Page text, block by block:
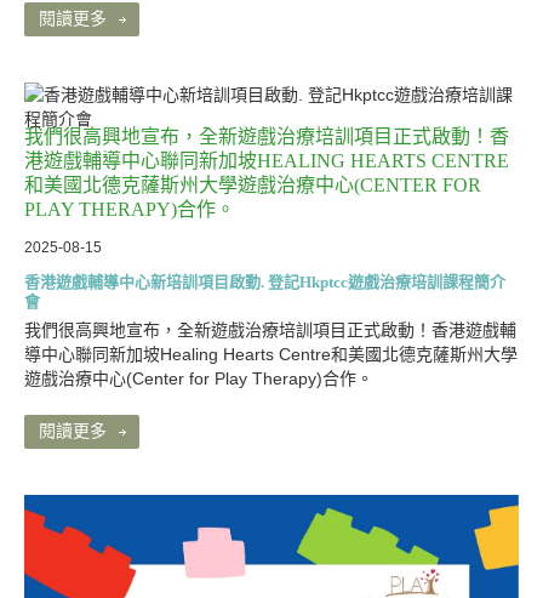
聯絡我們
閱讀更多
我們很高興地宣布，全新遊戲治療培訓項目正式啟動！香
港遊戲輔導中心聯同新加坡HEALING HEARTS CENTRE
和美國北德克薩斯州大學遊戲治療中心(CENTER FOR
PLAY THERAPY)合作。
2025-08-15
香港遊戲輔導中心新培訓項目啟動. 登記Hkptcc遊戲治療培訓課程簡介
會
我們很高興地宣布，全新遊戲治療培訓項目正式啟動！香港遊戲輔
導中心聯同新加坡Healing Hearts Centre和美國北德克薩斯州大學
遊戲治療中心(Center for Play Therapy)合作。
閱讀更多